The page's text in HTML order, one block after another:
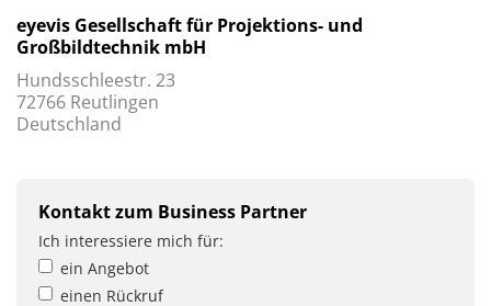
eyevis Gesellschaft für Projektions- und
Großbildtechnik mbH
Hundsschleestr. 23
72766 Reutlingen
Deutschland
Kontakt zum Business Partner
Ich interessiere mich für:
ein Angebot
einen Rückruf